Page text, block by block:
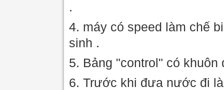
.
4. máy có speed làm chế
sinh .
5. Bảng "control" có khuôn
6. Trước khi đưa nước đi